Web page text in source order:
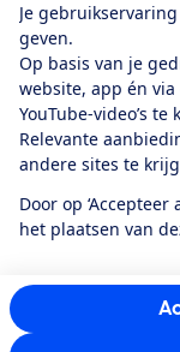
Je
geven.
Op basis van je
website, app én
YouTube-video’s
Relevante
andere sites te
Door op
het plaatsen van
Algemene
Cookiebeleid
12.901consumenten